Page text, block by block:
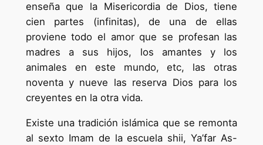
enseña que la Misericordia de Dios, tiene
cien partes (infinitas), de una de ellas
proviene todo el amor que se profesan las
madres a sus hijos, los amantes y los
animales en este mundo, etc, las otras
noventa y nueve las reserva Dios para los
creyentes en la otra vida.
Existe una tradición islámica que se remonta
al sexto Imam de la escuela shii, Ya’far As-